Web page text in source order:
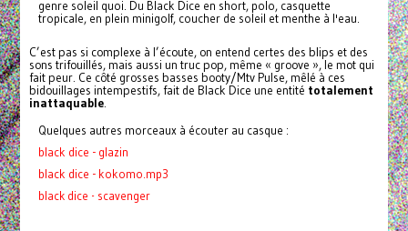
genre soleil quoi. Du Black Dice en short, polo, casquette
tropicale, en plein minigolf, coucher de soleil et menthe à l'eau.
C’est pas si complexe à l’écoute, on entend certes des blips et des
sons trifouillés, mais aussi un truc pop, même « groove », le mot qui
fait peur. Ce côté grosses basses booty/Mtv Pulse, mêlé à ces
bidouillages intempestifs, fait de Black Dice une entité totalement
inattaquable.
Quelques autres morceaux à écouter au casque :
black dice - glazin
black dice - kokomo.mp3
black dice - scavenger